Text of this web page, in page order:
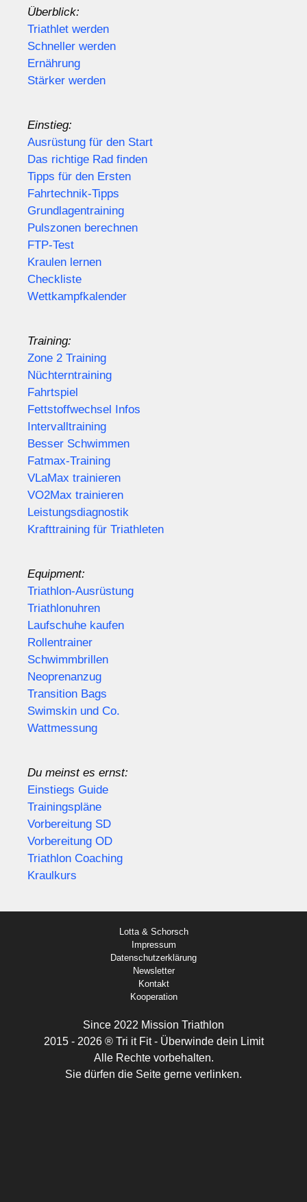
Überblick:
Triathlet werden
Schneller werden
Ernährung
Stärker werden
Einstieg:
Ausrüstung für den Start
Das richtige Rad finden
Tipps für den Ersten
Fahrtechnik-Tipps
Grundlagentraining
Pulszonen berechnen
FTP-Test
Kraulen lernen
Checkliste
Wettkampfkalender
Training:
Zone 2 Training
Nüchterntraining
Fahrtspiel
Fettstoffwechsel Infos
Intervalltraining
Besser Schwimmen
Fatmax-Training
VLaMax trainieren
VO2Max trainieren
Leistungsdiagnostik
Krafttraining für Triathleten
Equipment:
Triathlon-Ausrüstung
Triathlonuhren
Laufschuhe kaufen
Rollentrainer
Schwimmbrillen
Neoprenanzug
Transition Bags
Swimskin und Co.
Wattmessung
Du meinst es ernst:
Einstiegs Guide
Trainingspläne
Vorbereitung SD
Vorbereitung OD
Triathlon Coaching
Kraulkurs
Lotta & Schorsch
Impressum
Datenschutzerklärung
Newsletter
Kontakt
Kooperation
Since 2022 Mission Triathlon
2015 - 2026 ® Tri it Fit - Überwinde dein Limit
Alle Rechte vorbehalten.
Sie dürfen die Seite gerne verlinken.